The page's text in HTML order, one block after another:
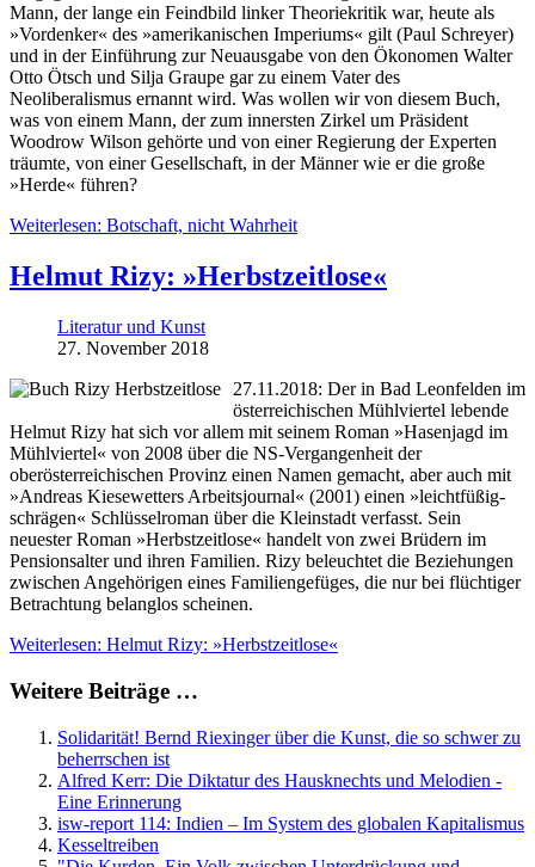
Mann, der lange ein Feindbild linker Theoriekritik war, heute als
»Vordenker« des »amerikanischen Imperiums« gilt (Paul Schreyer)
und in der Einführung zur Neuausgabe von den Ökonomen Walter
Otto Ötsch und Silja Graupe gar zu einem Vater des
Neoliberalismus ernannt wird. Was wollen wir von diesem Buch,
was von einem Mann, der zum innersten Zirkel um Präsident
Woodrow Wilson gehörte und von einer Regierung der Experten
träumte, von einer Gesellschaft, in der Männer wie er die große
»Herde« führen?
Weiterlesen: Botschaft, nicht Wahrheit
Helmut Rizy: »Herbstzeitlose«
Literatur und Kunst
27. November 2018
27.11.2018: Der in Bad Leonfelden im
österreichischen Mühlviertel lebende
Helmut Rizy hat sich vor allem mit seinem Roman »Hasenjagd im
Mühlviertel« von 2008 über die NS-Vergangenheit der
oberösterreichischen Provinz einen Namen gemacht, aber auch mit
»Andreas Kiesewetters Arbeitsjournal« (2001) einen »leichtfüßig-
schrägen« Schlüsselroman über die Kleinstadt verfasst. Sein
neuester Roman »Herbstzeitlose« handelt von zwei Brüdern im
Pensionsalter und ihren Familien. Rizy beleuchtet die Beziehungen
zwischen Angehörigen eines Familiengefüges, die nur bei flüchtiger
Betrachtung belanglos scheinen.
Weiterlesen: Helmut Rizy: »Herbstzeitlose«
Weitere Beiträge …
Solidarität! Bernd Riexinger über die Kunst, die so schwer zu
beherrschen ist
Alfred Kerr: Die Diktatur des Hausknechts und Melodien -
Eine Erinnerung
isw-report 114: Indien – Im System des globalen Kapitalismus
Kesseltreiben